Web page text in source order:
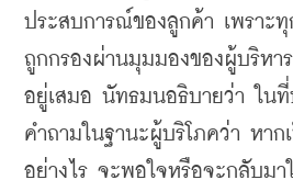
ประสบการณ์ของลูกค้า เพราะ
ถูกกรองผ่านมุมมองของผู้บริหา
อยู่เสมอ นัทธมนอธิบายว่า ในที่
คำถามในฐานะผู้บริโภคว่า หาก
อย่างไร จะพอใจหรือจะกลับมา